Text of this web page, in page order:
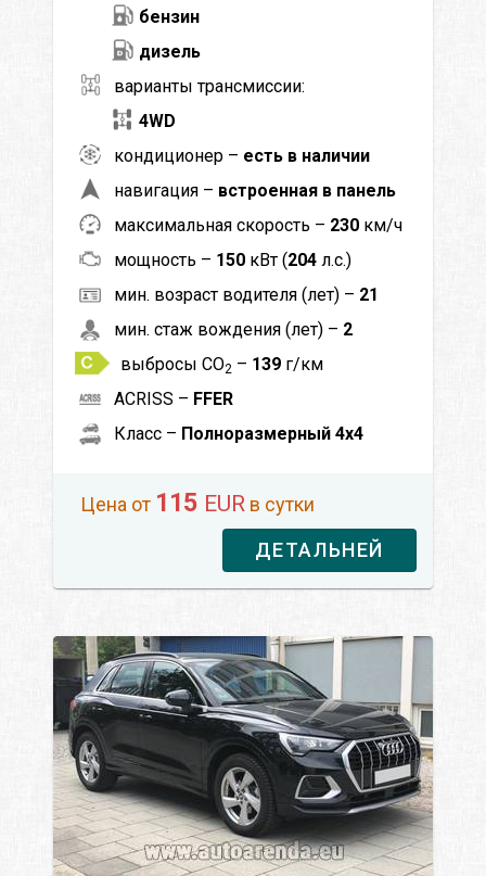
бензин
дизель
варианты трансмиссии:
4WD
кондиционер – есть в наличии
навигация – встроенная в панель
максимальная скорость – 230 км/ч
мощность – 150 кВт (204 л.с.)
мин. возраст водителя (лет) – 21
мин. стаж вождения (лет) – 2
выбросы CO2 – 139 г/км
ACRISS – FFER
Класс – Полноразмерный 4x4
Цена от 115 EUR в сутки
ДЕТАЛЬНЕЙ